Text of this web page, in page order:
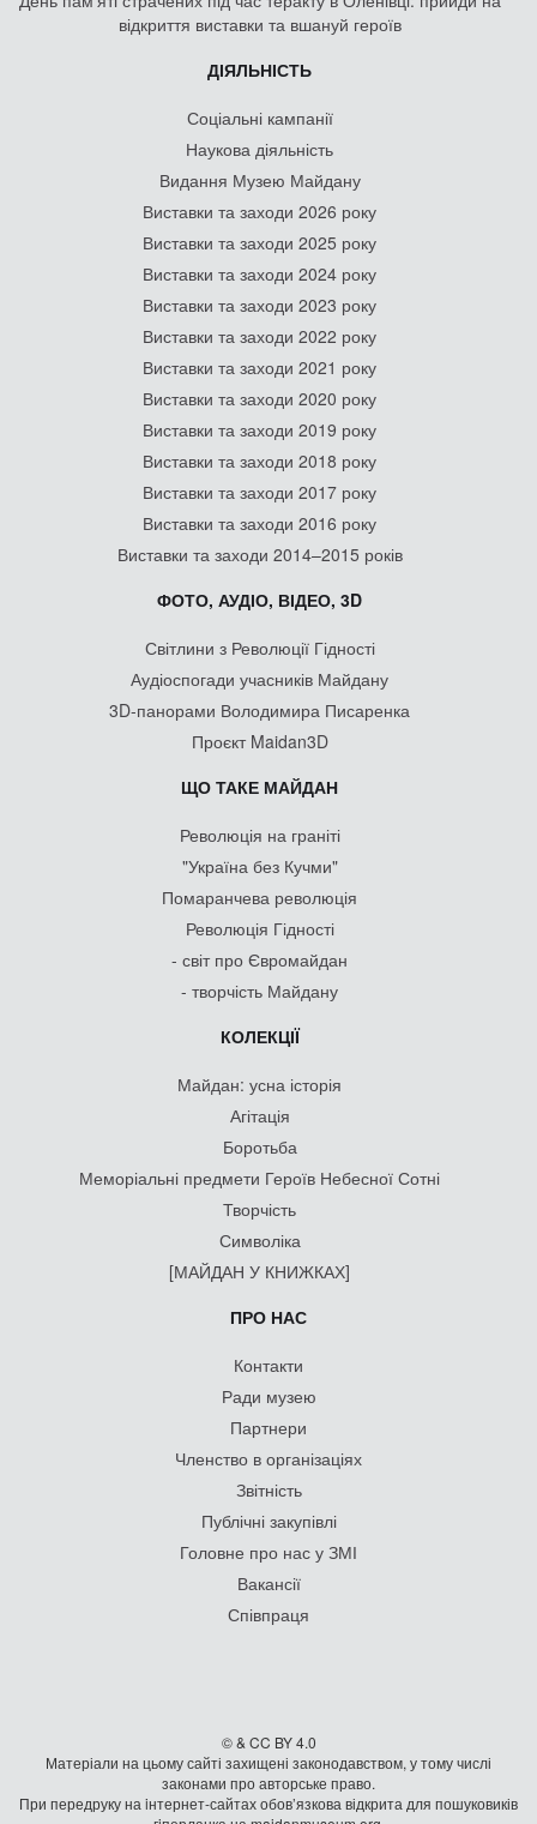
відкриття виставки та вшануй героїв
ДІЯЛЬНІСТЬ
Соціальні кампанії
Наукова діяльність
Видання Музею Майдану
Виставки та заходи 2026 року
Виставки та заходи 2025 року
Виставки та заходи 2024 року
Виставки та заходи 2023 року
Виставки та заходи 2022 року
Виставки та заходи 2021 року
Виставки та заходи 2020 року
Виставки та заходи 2019 року
Виставки та заходи 2018 року
Виставки та заходи 2017 року
Виставки та заходи 2016 року
Виставки та заходи 2014–2015 років
ФОТО, АУДІО, ВІДЕО, 3D
Світлини з Революції Гідності
Аудіоспогади учасників Майдану
3D-панорами Володимира Писаренка
Проєкт Maidan3D
ЩО ТАКЕ МАЙДАН
Революція на граніті
"Україна без Кучми"
Помаранчева революція
Революція Гідності
- світ про Євромайдан
- творчість Майдану
КОЛЕКЦІЇ
Майдан: усна історія
Агітація
Боротьба
Меморіальні предмети Героїв Небесної Сотні
Творчість
Символіка
[МАЙДАН У КНИЖКАХ]
ПРО НАС
Контакти
Ради музею
Партнери
Членство в організаціях
Звітність
Публічні закупівлі
Головне про нас у ЗМІ
Вакансії
Співпраця
© & CC BY 4.0
Матеріали на цьому сайті захищені законодавством, у тому числі
законами про авторське право.
При передруку на iнтернет-сайтах обов’язкова відкрита для пошуковиків